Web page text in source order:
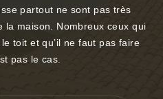
partout ne sont pas très
la maison. Nombreux ceux qui
toit et qu’il ne faut pas faire
pas le cas.